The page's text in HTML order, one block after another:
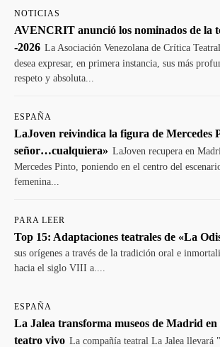
NOTICIAS
AVENCRIT anunció los nominados de la
-2026 La Asociación Venezolana de Crítica
desea expresar, en primera instancia, sus más
respeto y absoluta...
ESPAÑA
LaJoven reivindica la figura de Mercedes
señor…cualquiera» LaJoven recupera en
Mercedes Pinto, poniendo en el centro del
femenina...
PARA LEER
Top 15: Adaptaciones teatrales de «La
sus orígenes a través de la tradición oral e
hacia el siglo VIII a....
ESPAÑA
La Jalea transforma museos de Madrid en
teatro vivo La compañía teatral La Jalea llevará